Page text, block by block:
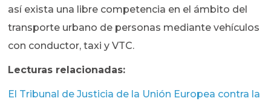
así exista una libre competencia en el ámbito del
transporte urbano de personas mediante vehículos
con conductor, taxi y VTC.
Lecturas relacionadas:
El Tribunal de Justicia de la Unión Europea contra la